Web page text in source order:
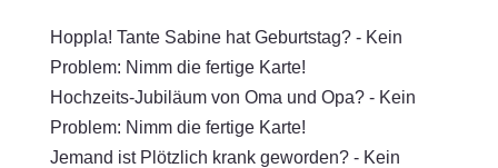
Hoppla! Tante Sabine hat Geburtstag? - Kein
Problem: Nimm die fertige Karte!
Hochzeits-Jubiläum von Oma und Opa? - Kein
Problem: Nimm die fertige Karte!
Jemand ist Plötzlich krank geworden? - Kein